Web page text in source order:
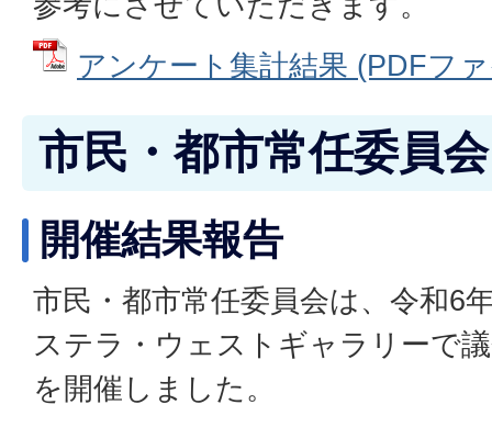
アンケート集計結果 (PDFフ
市民・都市常任委員会
開催結果報告
市民・都市常任委員会は、令和6
ステラ・ウェストギャラリーで
を開催しました。